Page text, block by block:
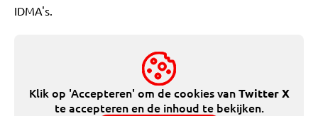
IDMA's.
Klik op 'Accepteren' om de cookies vanTwitter X
te accepteren en de inhoud te bekijken.